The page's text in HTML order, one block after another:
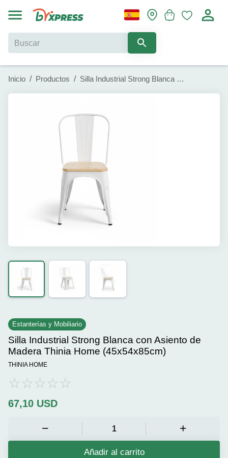
Inicio / Productos / Silla Industrial Strong Blanca con Asiento de Madera Thinia Home (45x54x85cm)
Estanterías y Mobiliario
Silla Industrial Strong Blanca con Asiento de
Madera Thinia Home (45x54x85cm)
THINIA HOME
67,10 USD
Añadir al carrito